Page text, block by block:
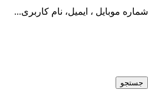
شماره موبایل ، ایمیل، نام کاربری...
جستجو